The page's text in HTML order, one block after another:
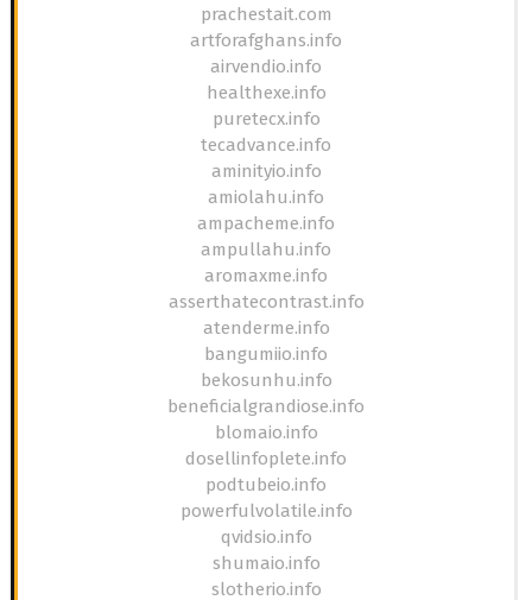
prachestait.com
artforafghans.info
airvendio.info
healthexe.info
puretecx.info
tecadvance.info
aminityio.info
amiolahu.info
ampacheme.info
ampullahu.info
aromaxme.info
asserthatecontrast.info
atenderme.info
bangumiio.info
bekosunhu.info
beneficialgrandiose.info
blomaio.info
dosellinfoplete.info
podtubeio.info
powerfulvolatile.info
qvidsio.info
shumaio.info
slotherio.info